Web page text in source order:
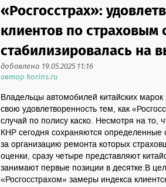
«Росгосстрах»:
клиентов по страховым
стабилизировалась на
добавлено 19.05.2025 11:16
автор korins.ru
Владельцы автомобилей китайских
свою удовлетворенность тем, как
случай по полису каско. Несмотря на то,
КНР сегодня сохраняются
за организацию ремонта которых
оценки, сразу четыре представляют
занимают первые позиции в десятке.В
«Росгосстрахом» замеры индекса